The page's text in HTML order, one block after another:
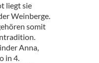
liegt sie
Weinberge.
somit
Anna,
in 4.